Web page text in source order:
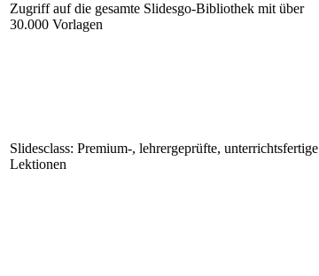
Zugriff auf die gesamte Slidesgo-Bibliothek mit über
30.000 Vorlagen
Slidesclass: Premium-, lehrergeprüfte, unterrichtsfertige
Lektionen